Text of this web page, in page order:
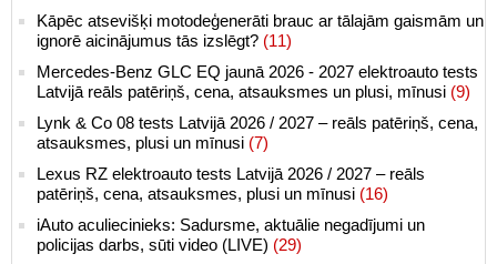
Kāpēc atsevišķi motodeģenerāti brauc ar tālajām gaismām un
ignorē aicinājumus tās izslēgt? (11)
Mercedes-Benz GLC EQ jaunā 2026 - 2027 elektroauto tests
Latvijā reāls patēriņš, cena, atsauksmes un plusi, mīnusi (9)
Lynk & Co 08 tests Latvijā 2026 / 2027 – reāls patēriņš, cena,
atsauksmes, plusi un mīnusi (7)
Lexus RZ elektroauto tests Latvijā 2026 / 2027 – reāls
patēriņš, cena, atsauksmes, plusi un mīnusi (16)
iAuto aculiecinieks: Sadursme, aktuālie negadījumi un
policijas darbs, sūti video (LIVE) (29)